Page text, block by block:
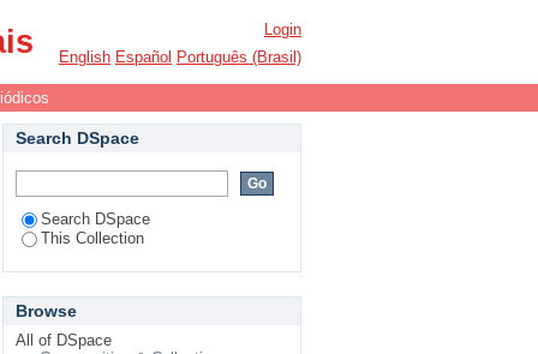
Login
English Español Português (Brasil)
Search DSpace
Search DSpace
This Collection
Browse
All of DSpace